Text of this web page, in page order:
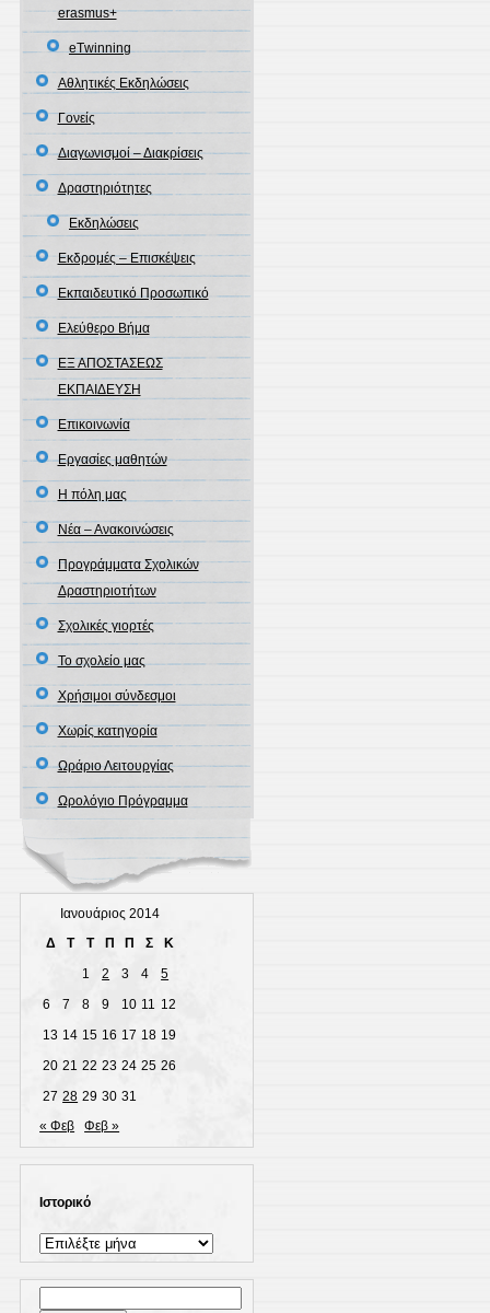
erasmus+
eΤwinning
Αθλητικές Εκδηλώσεις
Γονείς
Διαγωνισμοί – Διακρίσεις
Δραστηριότητες
Εκδηλώσεις
Εκδρομές – Επισκέψεις
Εκπαιδευτικό Προσωπικό
Ελεύθερο Βήμα
ΕΞ ΑΠΟΣΤΑΣΕΩΣ
ΕΚΠΑΙΔΕΥΣΗ
Επικοινωνία
Εργασίες μαθητών
Η πόλη μας
Νέα – Ανακοινώσεις
Προγράμματα Σχολικών
Δραστηριοτήτων
Σχολικές γιορτές
Το σχολείο μας
Χρήσιμοι σύνδεσμοι
Χωρίς κατηγορία
Ωράριο Λειτουργίας
Ωρολόγιο Πρόγραμμα
Ιανουάριος 2014
Δ
Τ Τ Π Π Σ
Κ
1
2 3 4
5
6
7 8 9 10 11 12
13 14 15 16 17 18 19
20 21 22 23 24 25 26
27 28 29 30 31
« Φεβ
Φεβ »
Ιστορικό
Ιστορικό